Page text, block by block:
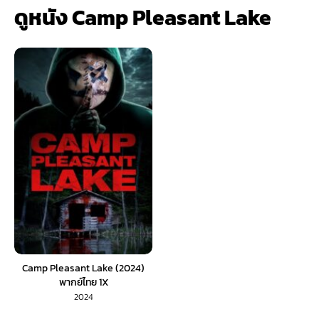
ดูหนัง Camp Pleasant Lake
Camp Pleasant Lake (2024)
พากย์ไทย 1X
2024